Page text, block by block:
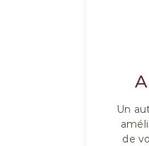
Un
de